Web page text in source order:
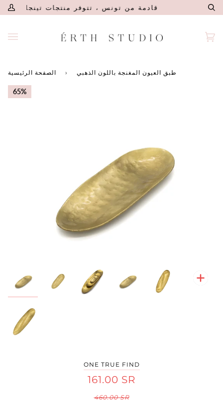
تخطى
إلىالمستخدم
بي
قادمة من تونس ، تتوفر منتجات تينجا
الصفحة الرئيسية › طبق العيون المغنجة باللون الذهبي
65%
ONE TRUE FIND
161.00 SR
460.00 SR